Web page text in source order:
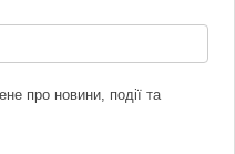
про новини, події та